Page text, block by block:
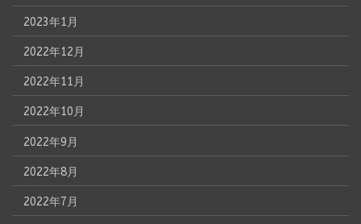
2023年1月
2022年12月
2022年11月
2022年10月
2022年9月
2022年8月
2022年7月